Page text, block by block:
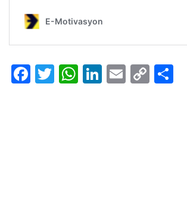
Facebook
Twitter
WhatsApp
LinkedIn
Email
Copy